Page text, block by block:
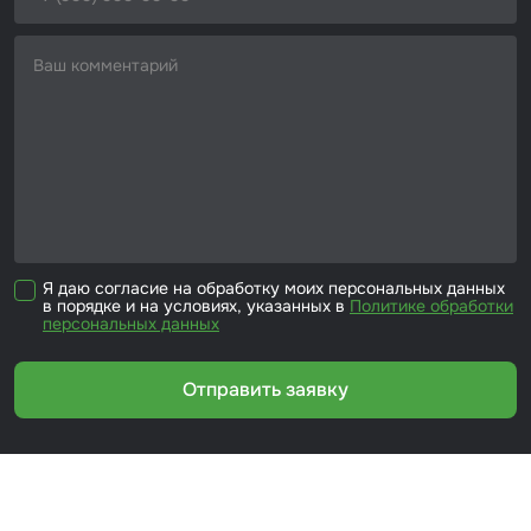
Я даю согласие на обработку моих персональных данных
в порядке и на условиях, указанных в Политике обработки
персональных данных
Отправить заявку